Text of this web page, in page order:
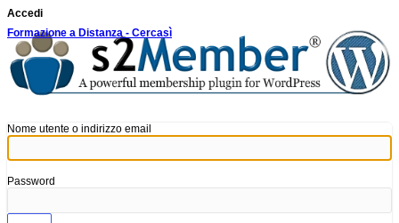
Accedi
Formazione a Distanza - Cercasì
Nome utente o indirizzo email
Password